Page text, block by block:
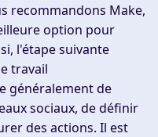
recommandons Make,
option pour
l'étape suivante
travail
généralement de
sociaux, de définir
des actions. Il est